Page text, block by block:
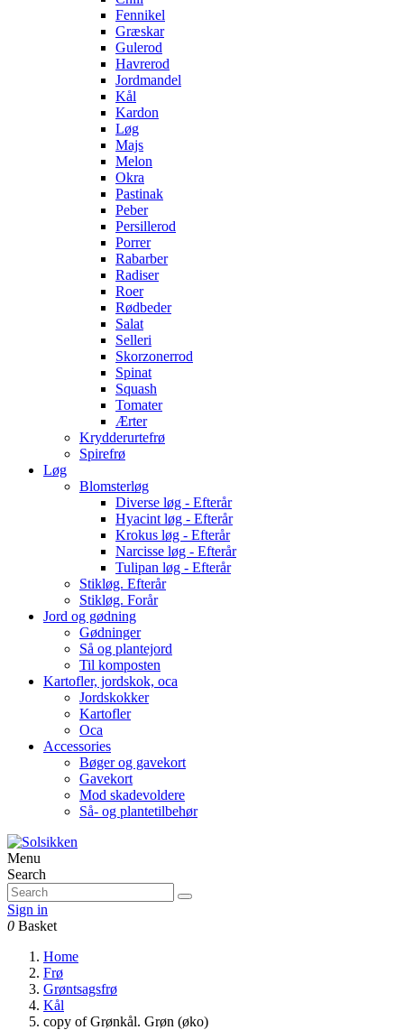
Fennikel
Græskar
Gulerod
Havrerod
Jordmandel
Kål
Kardon
Løg
Majs
Melon
Okra
Pastinak
Peber
Persillerod
Porrer
Rabarber
Radiser
Roer
Rødbeder
Salat
Selleri
Skorzonerrod
Spinat
Squash
Tomater
Ærter
Krydderurtefrø
Spirefrø
Løg
Blomsterløg
Diverse løg - Efterår
Hyacint løg - Efterår
Krokus løg - Efterår
Narcisse løg - Efterår
Tulipan løg - Efterår
Stikløg. Efterår
Stikløg. Forår
Jord og gødning
Gødninger
Så og plantejord
Til komposten
Kartofler, jordskok, oca
Jordskokker
Kartofler
Oca
Accessories
Bøger og gavekort
Gavekort
Mod skadevoldere
Så- og plantetilbehør
Menu
Search
Sign in
0 Basket
Home
Frø
Grøntsagsfrø
Kål
copy of Grønkål. Grøn (øko)